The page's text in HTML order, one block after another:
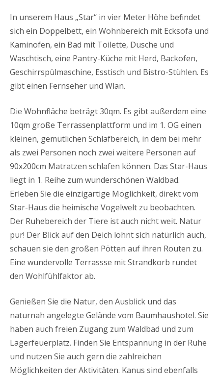
In unserem Haus „Star“ in vier Meter Höhe befindet
sich ein Doppelbett, ein Wohnbereich mit Ecksofa und
Kaminofen, ein Bad mit Toilette, Dusche und
Waschtisch, eine Pantry-Küche mit Herd, Backofen,
Geschirrspülmaschine, Esstisch und Bistro-Stühlen. Es
gibt einen Fernseher und Wlan.
Die Wohnfläche beträgt 30qm. Es gibt außerdem eine
10qm große Terrassenplattform und im 1. OG einen
kleinen, gemütlichen Schlafbereich, in dem bei mehr
als zwei Personen noch zwei weitere Personen auf
90x200cm Matratzen schlafen können. Das Star-Haus
liegt in 1. Reihe zum wunderschönen Waldbad.
Erleben Sie die einzigartige Möglichkeit, direkt vom
Star-Haus die heimische Vogelwelt zu beobachten.
Der Ruhebereich der Tiere ist auch nicht weit. Natur
pur! Der Blick auf den Deich lohnt sich natürlich auch,
schauen sie den großen Pötten auf ihren Routen zu.
Eine wundervolle Terrassse mit Strandkorb rundet
den Wohlfühlfaktor ab.
Genießen Sie die Natur, den Ausblick und das
naturnah angelegte Gelände vom Baumhaushotel. Sie
haben auch freien Zugang zum Waldbad und zum
Lagerfeuerplatz. Finden Sie Entspannung in der Ruhe
und nutzen Sie auch gern die zahlreichen
Möglichkeiten der Aktivitäten. Kanus sind ebenfalls